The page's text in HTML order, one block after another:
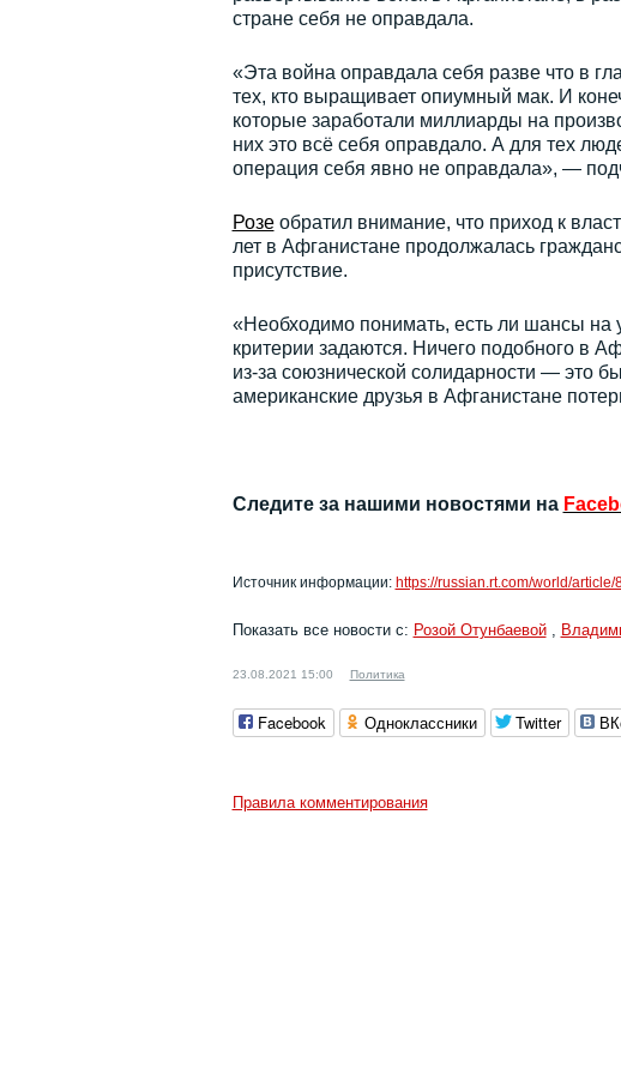
стране себя не оправдала.
«Эта война оправдала себя разве что в
тех, кто выращивает опиумный мак. И
которые заработали миллиарды на
них это всё себя оправдало. А для тех
операция себя явно не оправдала», —
Розеобратил внимание, что приход к
лет в Афганистане продолжалась
присутствие.
«Необходимо понимать, есть ли шансы на
критерии задаются. Ничего подобного в
из-за союзнической солидарности — это
американские друзья в Афганистане
Следите за нашими новостями на
Источник информации: https://russian.rt.com/world/
Показать все новости с: Розой Отунбаевой,
23.08.2021 15:00 Политика
Facebook Одноклассники Twitter
Правила комментирования